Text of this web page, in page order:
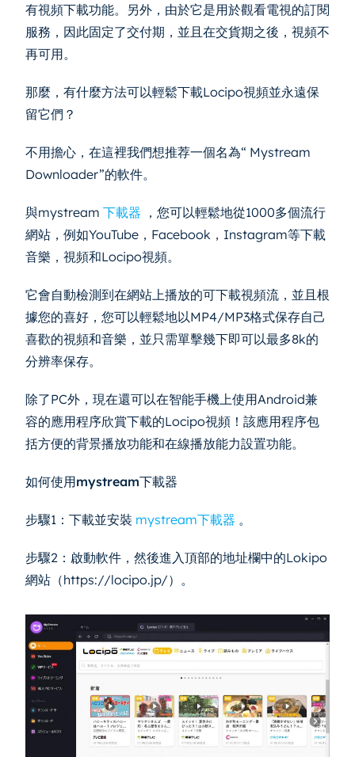
有視頻下載功能。另外，由於它是用於觀看電視的訂閱
服務，因此固定了交付期，並且在交貨期之後，視頻不
再可用。
那麼，有什麼方法可以輕鬆下載Locipo視頻並永遠保
留它們？
不用擔心，在這裡我們想推荐一個名為“ Mystream
Downloader”的軟件。
與mystream 下載器 ，您可以輕鬆地從1000多個流行
網站，例如YouTube，Facebook，Instagram等下載
音樂，視頻和Locipo視頻。
它會自動檢測到在網站上播放的可下載視頻流，並且根
據您的喜好，您可以輕鬆地以MP4/MP3格式保存自己
喜歡的視頻和音樂，並只需單擊幾下即可以最多8k的
分辨率保存。
除了PC外，現在還可以在智能手機上使用Android兼
容的應用程序欣賞下載的Locipo視頻！該應用程序包
括方便的背景播放功能和在線播放能力設置功能。
如何使用mystream下載器
步驟1：下載並安裝 mystream下載器 。
步驟2：啟動軟件，然後進入頂部的地址欄中的Lokipo
網站（https://locipo.jp/）。